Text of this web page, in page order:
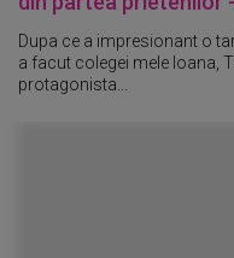
Dupa ce a impresionant o
a facut colegei mele Ioana,
protagonista...